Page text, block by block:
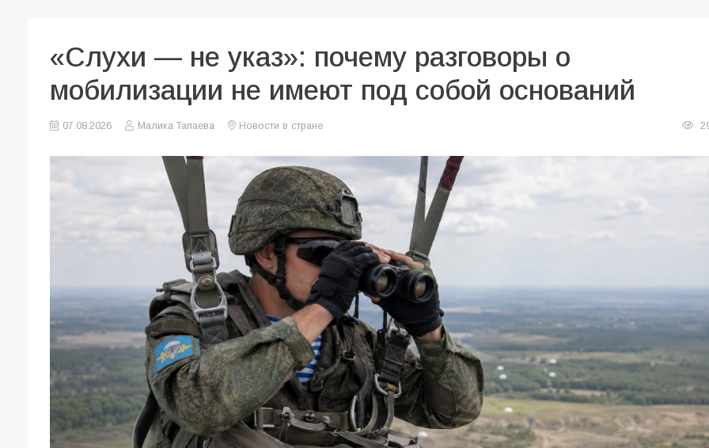
«Слухи — не указ»: почему разговоры о
мобилизации не имеют под собой оснований
07.08.2026 Малика Тапаева Новости в стране